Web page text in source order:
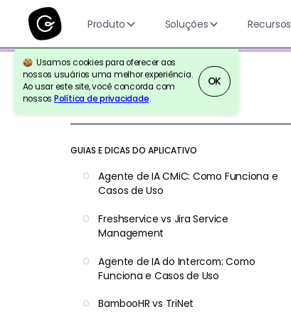
Produto Soluções Recursos
Usamos cookies para oferecer aos
nossos usuários uma melhor experiência.
Ao usar este site, você concorda com
nossos Política de privacidade.
OK
Voltar para a referência
GUIAS E DICAS DO APLICATIVO
Agente de IA CMiC: Como Funciona e
Casos de Uso
Freshservice vs Jira Service
Management
Agente de IA do Intercom: Como
Funciona e Casos de Uso
BambooHR vs TriNet